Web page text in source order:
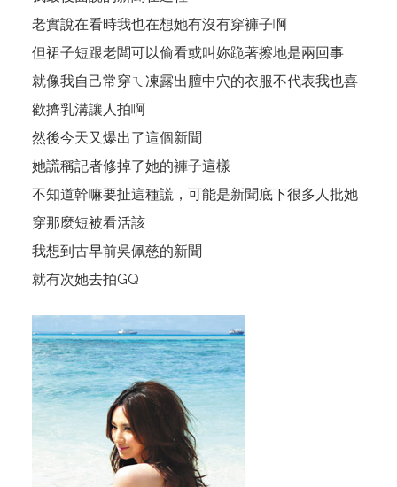
老實說在看時我也在想她有沒有穿褲子啊
但裙子短跟老闆可以偷看或叫妳跪著擦地是兩回事
就像我自己常穿ㄟ凍露出膻中穴的衣服不代表我也喜
歡擠乳溝讓人拍啊
然後今天又爆出了這個新聞
她謊稱記者修掉了她的褲子這樣
不知道幹嘛要扯這種謊，可能是新聞底下很多人批她
穿那麼短被看活該
我想到古早前吳佩慈的新聞
就有次她去拍GQ